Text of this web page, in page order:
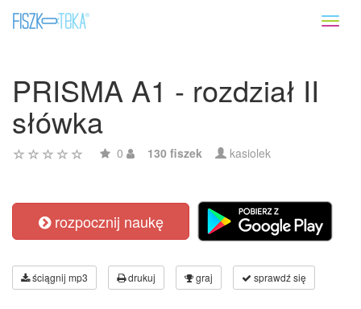
PRISMA A1 - rozdział II
słówka
0 130 fiszek kasiolek
rozpocznij naukę
ściągnij mp3 drukuj graj sprawdź się